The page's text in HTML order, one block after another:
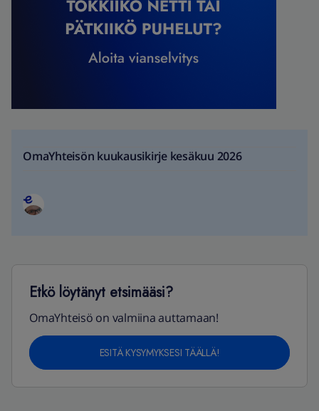
OmaYhteisön kuukausikirje kesäkuu 2026
Etkö löytänyt etsimääsi?
OmaYhteisö on valmiina auttamaan!
ESITÄ KYSYMYKSESI TÄÄLLÄ!